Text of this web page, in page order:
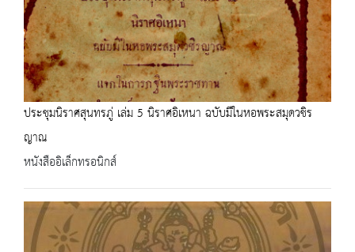
ประชุมนิราศสุนทรภู่ เล่ม 5 นิราศอิเหนา ฉบับมีในหอพระสมุดวชิร
ญาณ
หนังสืออิเล็กทรอนิกส์